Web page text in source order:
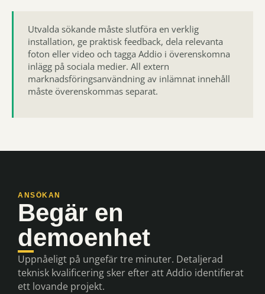
Utvalda sökande måste slutföra en verklig
installation, ge praktisk feedback, dela relevanta
foton eller video och tagga Addio i överenskomna
inlägg på sociala medier. All extern
marknadsföringsanvändning av inlämnat innehåll
måste överenskommas separat.
ANSÖKAN
Begär en
demoenhet
Uppnåeligt på ungefär tre minuter. Detaljerad
teknisk kvalificering sker efter att Addio identifierat
ett lovande projekt.